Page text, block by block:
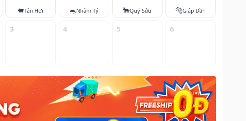
🐖Tân Hợi 🐀Nhâm Tý 🐂Quý Sửu 🐅Giáp Dần
3 4 5 6